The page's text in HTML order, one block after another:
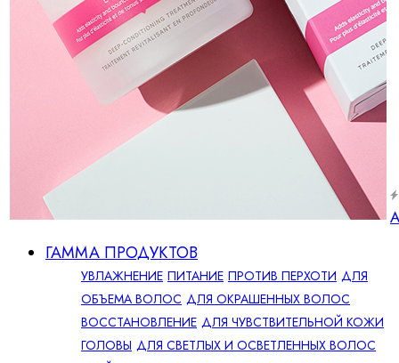
ГАММА ПРОДУКТОВ
УВЛАЖНЕНИЕ ПИТАНИЕ ПРОТИВ ПЕРХОТИ ДЛЯ
ОБЪЕМА ВОЛОС ДЛЯ ОКРАШЕННЫХ ВОЛОС
ВОССТАНОВЛЕНИЕ ДЛЯ ЧУВСТВИТЕЛЬНОЙ КОЖИ
ГОЛОВЫ ДЛЯ СВЕТЛЫХ И ОСВЕТЛЕННЫХ ВОЛОС